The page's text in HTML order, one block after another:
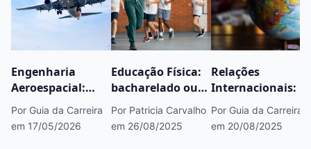
Engenharia
Aeroespacial:
saiba tudo sobre
esse curso
Por Guia da Carreira
em 17/05/2026
Educação Física:
bacharelado ou
licenciatura?
Entenda as
diferenças
Por Patricia Carvalho
em 26/08/2025
Relações
Internacionais: o
que é, mercado,
áreas e onde
estudar
Por Guia da Carreira
em 20/08/2025